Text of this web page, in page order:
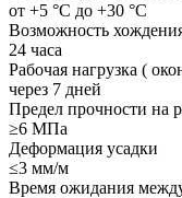
от +5 °C до +30 °C
Возможность
24 часа
Рабочая нагрузка (
через 7 дней
Предел прочности на
≥6 МПа
Деформация усадки
≤3 мм/м
Время ожидания